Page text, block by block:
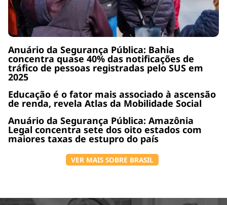
Anuário da Segurança Pública: Bahia
concentra quase 40% das notificações de
tráfico de pessoas registradas pelo SUS em
2025
Educação é o fator mais associado à ascensão
de renda, revela Atlas da Mobilidade Social
Anuário da Segurança Pública: Amazônia
Legal concentra sete dos oito estados com
maiores taxas de estupro do país
VER MAIS SOBRE BRASIL